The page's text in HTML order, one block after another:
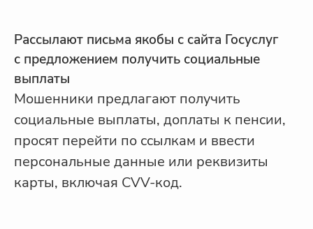
Рассылают письма якобы с сайта Госуслуг
с предложением получить социальные
выплаты
Мошенники предлагают получить
социальные выплаты, доплаты к пенсии,
просят перейти по ссылкам и ввести
персональные данные или реквизиты
карты, включая CVV-код.